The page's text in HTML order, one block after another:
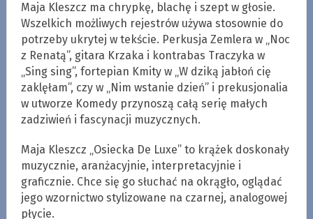
Maja Kleszcz ma chrypkę, blachę i szept w głosie.
Wszelkich możliwych rejestrów używa stosownie do
potrzeby ukrytej w tekście. Perkusja Zemlera w „Noc
z Renatą”, gitara Krzaka i kontrabas Traczyka w
„Sing sing”, fortepian Kmity w „W dziką jabłoń cię
zaklęłam”, czy w „Nim wstanie dzień” i prekusjonalia
w utworze Komedy przynoszą całą serię małych
zadziwień i fascynacji muzycznych.
Maja Kleszcz „Osiecka De Luxe” to krążek doskonały
muzycznie, aranżacyjnie, interpretacyjnie i
graficznie. Chce się go słuchać na okrągło, oglądać
jego wzornictwo stylizowane na czarnej, analogowej
płycie.